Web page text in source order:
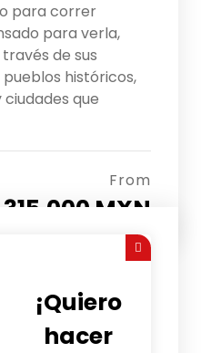
para correr
para verla,
de sus
históricos,
que
From
315,000 MXN
¡Quiero
hacer